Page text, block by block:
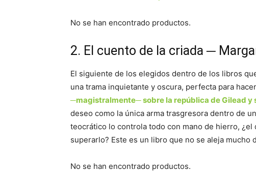
No se han encontrado productos.
2. El cuento de la criada ─
El siguiente de los elegidos dentro de los libros
una trama inquietante y oscura, perfecta para
─magistralmente─ sobre la república de Gilead y
deseo como la única arma trasgresora dentro de
teocrático lo controla todo con mano de hierro, ¿el
superarlo? Este es un libro que no se aleja mucho
No se han encontrado productos.